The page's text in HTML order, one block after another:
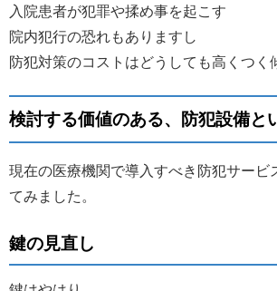
入院患者が犯罪や揉め事を起こす
院内犯行の恐れもありますし
防犯対策のコストはどうしても高くつく
検討する価値のある、防犯設備
現在の医療機関で導入すべき防犯サービ
てみました。
鍵の見直し